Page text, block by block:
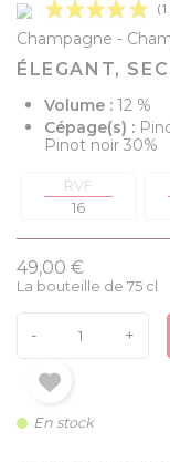
Champagne
ÉLEGANT,
Volume : 12 %
Cépage(s) :
Pinot noir 30%
RVF
16
49,00 €
La bouteille de 75 cl
- +
En stock